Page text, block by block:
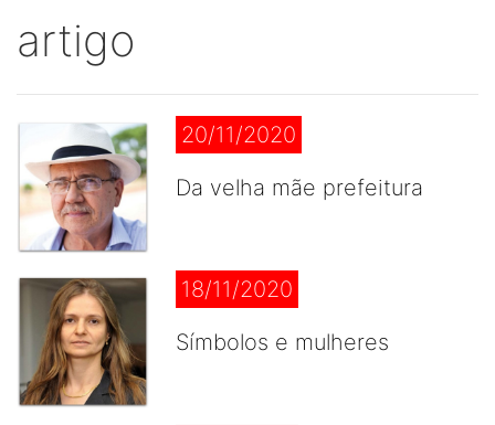
artigo
20/11/2020
Da velha mãe prefeitura
18/11/2020
Símbolos e mulheres